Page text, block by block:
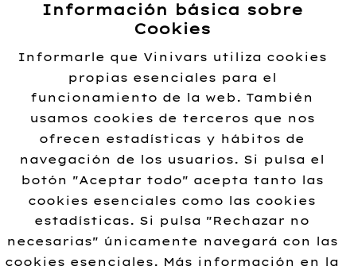
12.95€
Añadir al carrito
Información
ElaboradorBodegas Jose
VariedadSauvignon Blanc
Información básica sobre
Cookies
Informarle que Vinivars utiliza cookies
propias esenciales para el
funcionamiento de la web. También
usamos cookies de terceros que nos
ofrecen estadísticas y hábitos de
navegación de los usuarios. Si pulsa el
botón "Aceptar todo" acepta tanto las
cookies esenciales como las cookies
estadísticas. Si pulsa "Rechazar no
necesarias" únicamente navegará con las
cookies esenciales. Más información en la